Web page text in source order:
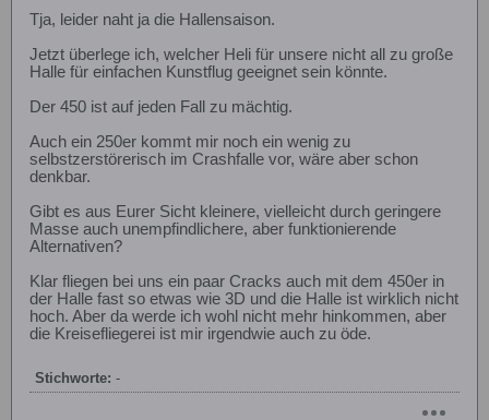
Tja, leider naht ja die Hallensaison.
Jetzt überlege ich, welcher Heli für unsere nicht all zu große
Halle für einfachen Kunstflug geeignet sein könnte.
Der 450 ist auf jeden Fall zu mächtig.
Auch ein 250er kommt mir noch ein wenig zu
selbstzerstörerisch im Crashfalle vor, wäre aber schon
denkbar.
Gibt es aus Eurer Sicht kleinere, vielleicht durch geringere
Masse auch unempfindlichere, aber funktionierende
Alternativen?
Klar fliegen bei uns ein paar Cracks auch mit dem 450er in
der Halle fast so etwas wie 3D und die Halle ist wirklich nicht
hoch. Aber da werde ich wohl nicht mehr hinkommen, aber
die Kreisefliegerei ist mir irgendwie auch zu öde.
Stichworte: -